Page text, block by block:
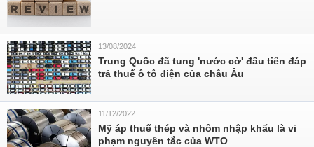
13/08/2024
Trung Quốc đã tung 'nước cờ' đầu tiên đáp
trả thuế ô tô điện của châu Âu
11/12/2022
Mỹ áp thuế thép và nhôm nhập khẩu là vi
phạm nguyên tắc của WTO